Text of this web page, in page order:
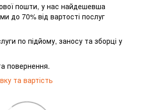
пошти, у нас найдешевша
до 70% від вартості послуг
по підйому, заносу та зборці у
повернення.
та вартість